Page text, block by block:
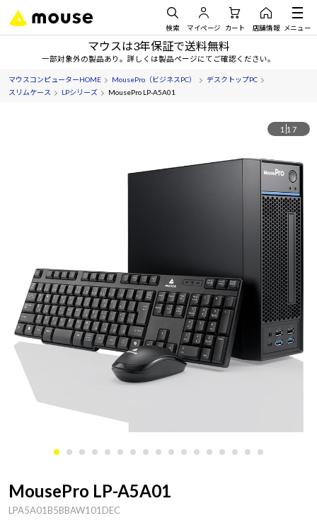
検索 マイページ カート 店舗情報 メニュー
マウスは3年保証で送料無料
一部対象外の製品あり。詳しくは製品ページにてご確認ください。
マウスコンピューターHOME MousePro（ビジネスPC）
デスクトップPC
スリムケース
LPシリーズ MousePro LP-A5A01
1 17
MousePro LP-A5A01
LPA5A01B5BBAW101DEC